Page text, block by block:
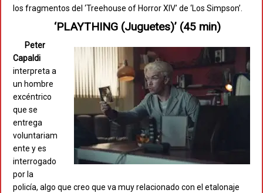
los fragmentos del ‘Treehouse of Horror XIV’ de ‘Los Simpson’.
‘PLAYTHING (Juguetes)’ (45 min)
Peter
Capaldi
interpreta a
un hombre
excéntrico
que se
entrega
voluntariam
ente y es
interrogado
por la
policía, algo que creo que va muy relacionado con el etalonaje